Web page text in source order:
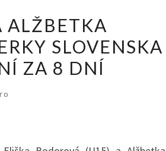
ALŽBETKA
SLOVENSKA
ZA 8 DNÍ